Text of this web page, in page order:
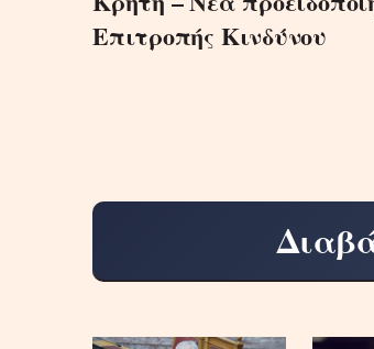
Επιτροπής Κινδύνου